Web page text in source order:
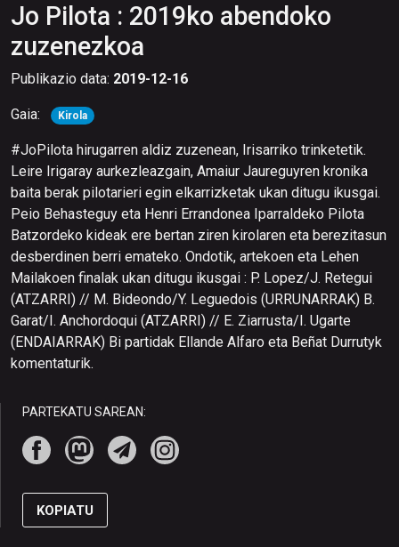
Jo Pilota : 2019ko abendoko
zuzenezkoa
Publikazio data: 2019-12-16
Gaia: Kirola
#JoPilota hirugarren aldiz zuzenean, Irisarriko trinketetik.
Leire Irigaray aurkezleazgain, Amaiur Jaureguyren kronika
baita berak pilotarieri egin elkarrizketak ukan ditugu ikusgai.
Peio Behasteguy eta Henri Errandonea Iparraldeko Pilota
Batzordeko kideak ere bertan ziren kirolaren eta berezitasun
desberdinen berri emateko. Ondotik, artekoen eta Lehen
Mailakoen finalak ukan ditugu ikusgai : P. Lopez/J. Retegui
(ATZARRI) // M. Bideondo/Y. Leguedois (URRUNARRAK) B.
Garat/I. Anchordoqui (ATZARRI) // E. Ziarrusta/I. Ugarte
(ENDAIARRAK) Bi partidak Ellande Alfaro eta Beñat Durrutyk
komentaturik.
PARTEKATU SAREAN:
KOPIATU